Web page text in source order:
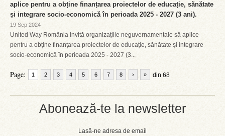
Abonează-te la newsletter
Lasă-ne adresa de email
aplice pentru a obține finanțarea proiectelor de educație, sănătate
și integrare socio-economică în perioada 2025 - 2027 (3 ani).
19 Sep 2024
United Way România invită organizațiile neguvernamentale să aplice
pentru a obține finanțarea proiectelor de educație, sănătate și integrare
socio-economică în perioada 2025 - 2027 (3...
Page: 1 2 3 4 5 6 7 8 din 68
› »